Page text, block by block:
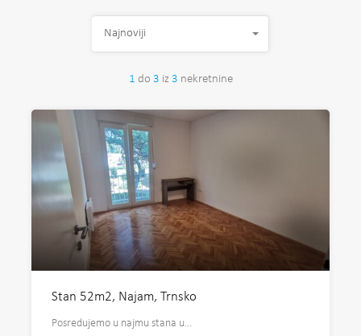
1 do 3 iz 3 nekretnine
Najnoviji
Stan 52m2, Najam, Trnsko
Posredujemo u najmu stana u…